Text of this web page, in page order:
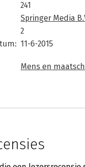
241
Springer Media
2
11-6-2015
Mens en